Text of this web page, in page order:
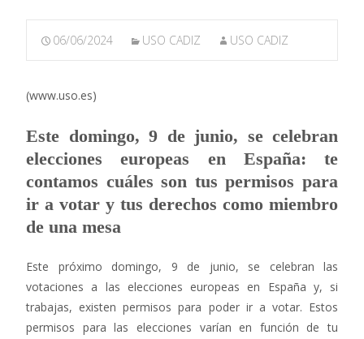
06/06/2024 USO CADIZ USO CADIZ
(www.uso.es)
Este domingo, 9 de junio, se celebran
elecciones europeas en España: te
contamos cuáles son tus permisos para
ir a votar y tus derechos como miembro
de una mesa
Este próximo domingo, 9 de junio, se celebran las
votaciones a las elecciones europeas en España y, si
trabajas, existen permisos para poder ir a votar. Estos
permisos para las elecciones varían en función de tu